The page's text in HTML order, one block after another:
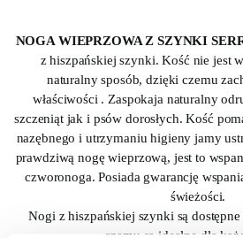
NOGA WIEPRZOWA Z SZYNKI
z hiszpańskiej szynki. Kość nie jest
naturalny sposób, dzięki czemu
właściwości . Zaspokaja naturalny
szczeniąt jak i psów dorosłych. Kość
nazębnego i utrzymaniu higieny jamy
prawdziwą nogę wieprzową, jest to
czworonoga. Posiada gwarancję
świeżości.
Nogi z hiszpańskiej szynki są
czemu są idealne dla